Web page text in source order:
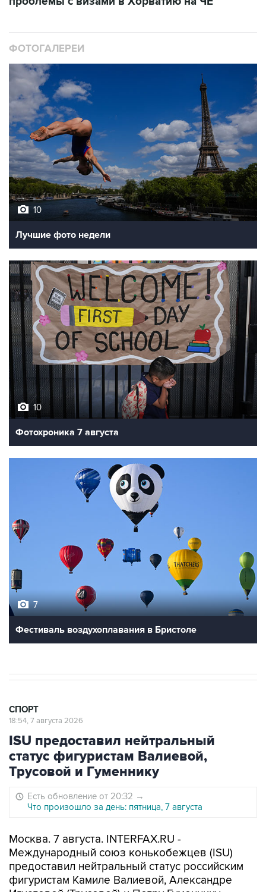
ФОТОГАЛЕРЕИ
10
Лучшие фото недели
10
Фотохроника 7 августа
7
Фестиваль воздухоплавания в Бристоле
СПОРТ
18:54, 7 августа 2026
ISU предоставил нейтральный
статус фигуристам Валиевой,
Трусовой и Гуменнику
Есть обновление от 20:32 →
Что произошло за день: пятница, 7 августа
Москва. 7 августа. INTERFAX.RU -
Международный союз конькобежцев (ISU)
предоставил нейтральный статус российским
фигуристам Камиле Валиевой, Александре